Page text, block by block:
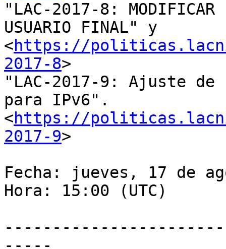
"LAC-2017-8: MODIFICAR
USUARIO FINAL" y
<https://
2017-8>
"LAC-2017-9: Ajuste
para IPv6".
<https://
2017-9>
Fecha: jueves, 17 de
Hora: 15:00 (UTC)
-----